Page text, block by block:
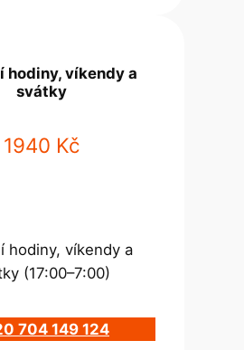
hodiny, víkendy a
svátky
1940 Kč
hodiny, víkendy a
(17:00–7:00)
704 149 124